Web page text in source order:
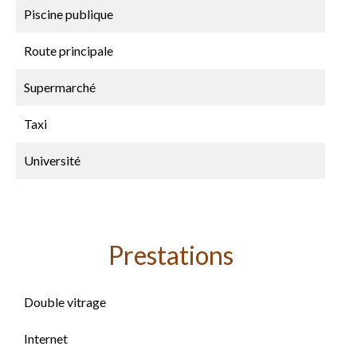
Piscine publique
Route principale
Supermarché
Taxi
Université
Prestations
Double vitrage
Internet